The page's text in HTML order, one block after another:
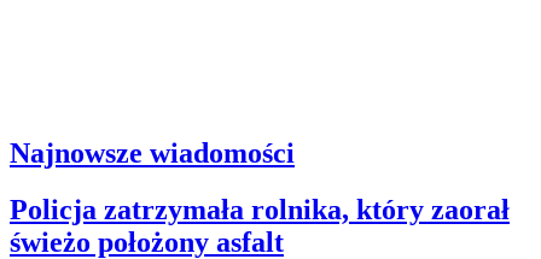
Najnowsze wiadomości
Policja zatrzymała rolnika, który zaorał
świeżo położony asfalt